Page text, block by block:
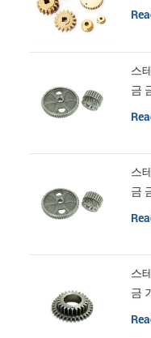
스
금
스
금
스
금